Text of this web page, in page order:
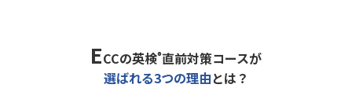
ECCの英検®直前対策コースが
選ばれる3つの理由とは？